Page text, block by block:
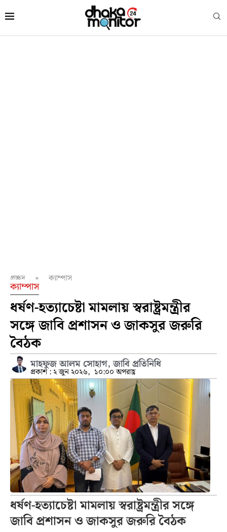
প্রচ্ছদ » ক্যাম্পাস
ক্যাম্পাস
ধর্ষণ-হত্যাচেষ্টা মামলায় স্বরাষ্ট্রমন্ত্রীর
সঙ্গে জাবি প্রশাসন ও জাকসুর জরুরি
বৈঠক
মাহফুজ আলম সোহাগ, জাবি প্রতিনিধি
প্রকাশ : ২ জুন ২০২৬, ১০:০০ অপরাহ্ণ
ধর্ষণ-হত্যাচেষ্টা মামলায় স্বরাষ্ট্রমন্ত্রীর সঙ্গে
জাবি প্রশাসন ও জাকসুর জরুরি বৈঠক